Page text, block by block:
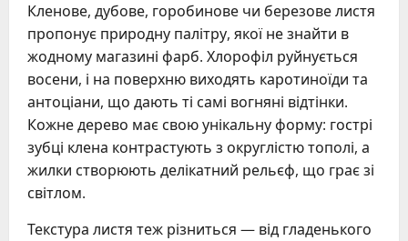
Кленове, дубове, горобинове чи березове листя
пропонує природну палітру, якої не знайти в
жодному магазині фарб. Хлорофіл руйнується
восени, і на поверхню виходять каротиноїди та
антоціани, що дають ті самі вогняні відтінки.
Кожне дерево має свою унікальну форму: гострі
зубці клена контрастують з округлістю тополі, а
жилки створюють делікатний рельєф, що грає зі
світлом.
Текстура листя теж різниться — від гладенького